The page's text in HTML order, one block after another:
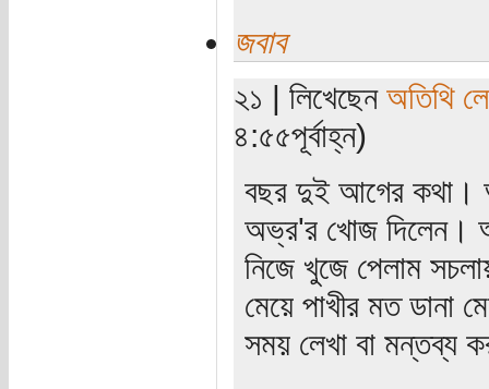
জবাব
২১ | লিখেছেন অতিথি
৪:৫৫পূর্বাহ্ন)
বছর দুই আগের
অভ্র'র খোজ দিলেন।
নিজে খুজে পেলাম
মেয়ে পাখীর মত ডানা
সময় লেখা বা মন্তব্য